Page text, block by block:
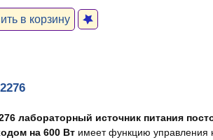
в корзину
лабораторный источник питания
на 600 Вт имеет функцию управления